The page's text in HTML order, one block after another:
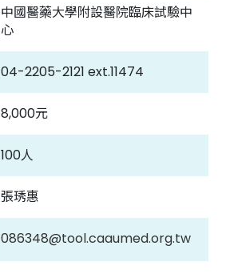
中國醫藥大學附設醫院臨床試驗中
心
04-2205-2121 ext.11474
8,000元
100人
張琇惠
086348@tool.caaumed.org.tw